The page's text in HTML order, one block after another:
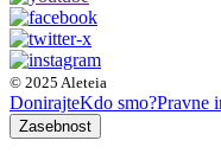
© 2025 Aleteia
DonirajteKdo smo?Pravne
Zasebnost